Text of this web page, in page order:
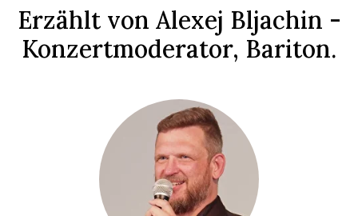
Erzählt von Alexej Bljachin -
Konzertmoderator, Bariton.